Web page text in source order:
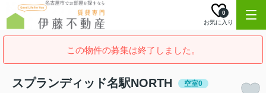
お気に入り
0
この物件の募集は終了しました。
スプランディッド名駅NORTH 空室0